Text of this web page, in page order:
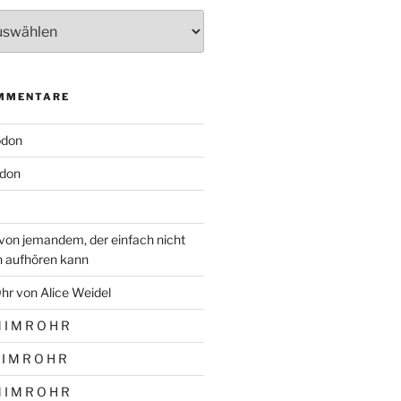
jemandem, der einfach nicht
aufhören kann
von Alice Weidel
I M R O H R
M R O H R
I M R O H R